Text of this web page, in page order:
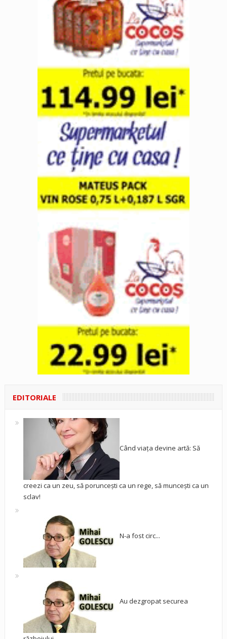
EDITORIALE
Când viața devine artă: Să
creezi ca un zeu, să poruncești ca un rege, să muncești ca un
sclav!
N-a fost circ...
Au dezgropat securea